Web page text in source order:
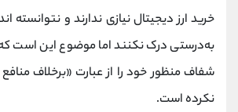
خرید ارز دیجیتال نیازی ندارند و نتوانسته
به‌درستی درک نکنند اما موضوع این است که
شفاف منظور خود را از عبارت «برخلاف
نکرده است.